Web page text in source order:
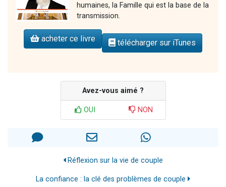
humaines, la Famille qui est la base de la
transmission.
acheter ce livre télécharger sur iTunes
Avez-vous aimé ?
OUI NON
Réflexion sur la vie de couple
La confiance : la clé des problèmes de couple